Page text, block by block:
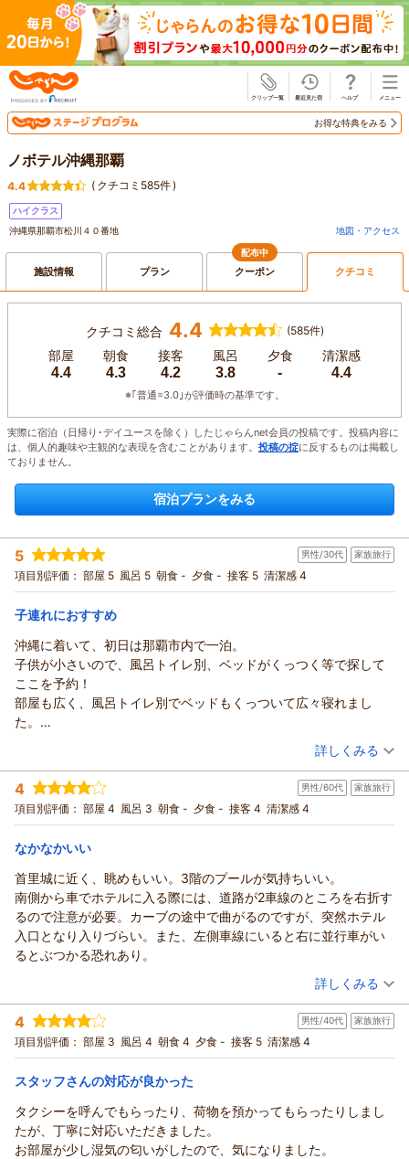
お得な特典をみる
ノボテル沖縄那覇
4.4 ( クチコミ585件)
ハイクラス
沖縄県那覇市松川４０番地
地図・アクセス
施設情報 プラン
配布中
クーポン クチコミ
クチコミ総合 4.4 (585件)
部屋
4.4
朝食
4.3
接客
4.2
風呂
3.8
夕食
-
清潔感
4.4
※｢普通=3.0｣が評価時の基準です。
実際に宿泊（日帰り･デイユースを除く）したじゃらんnet会員の投稿です。投稿内容に
は、個人的趣味や主観的な表現を含むことがあります。 投稿の掟に反するものは掲載し
ておりません。
宿泊プランをみる
5 男性/30代 家族旅行
項目別評価： 部屋 5 風呂 5 朝食 - 夕食 - 接客 5 清潔感 4
子連れにおすすめ
沖縄に着いて、初日は那覇市内で一泊。
子供が小さいので、風呂トイレ別、ベッドがくっつく等で探して
ここを予約！
部屋も広く、風呂トイレ別でベッドもくっついて広々寝れまし
た。
次の日朝早く出たので素泊まりだったけど、非常に満足でした！
（投稿日：2026/08/06）
宿泊時期： 2026年07月宿泊 (家族旅行)
投稿者： よろともさん
宿泊プラン： 【じゃらんスペシャルウィーク】＜早期割＞さらにポイント
10%付！30日前の予約限定！/素泊まり
ツイン 食事なし
宿泊価格帯： 10,001～11,000円(大人一人あたり/税込)
詳しくみる
4 男性/60代 家族旅行
項目別評価： 部屋 4 風呂 3 朝食 - 夕食 - 接客 4 清潔感 4
なかなかいい
首里城に近く、眺めもいい。3階のプールが気持ちいい。
南側から車でホテルに入る際には、道路が2車線のところを右折す
るので注意が必要。カーブの途中で曲がるのですが、突然ホテル
入口となり入りづらい。また、左側車線にいると右に並行車がい
るとぶつかる恐れあり。
（投稿日：2026/08/04）
宿泊時期： 2026年08月宿泊 (家族旅行)
投稿者： たっつんとえいきちさん
宿泊プラン： 【じゃらんのお得な10日間】30日前限定最大15％OFF！☆素
泊まり
ツイン 食事なし
宿泊価格帯： 10,001～11,000円(大人一人あたり/税込)
詳しくみる
4 男性/40代 家族旅行
項目別評価： 部屋 3 風呂 4 朝食 4 夕食 - 接客 5 清潔感 4
スタッフさんの対応が良かった
タクシーを呼んでもらったり、荷物を預かってもらったりしまし
たが、丁寧に対応いただきました。
お部屋が少し湿気の匂いがしたので、気になりました。